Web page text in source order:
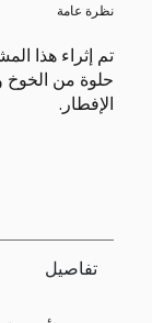
نظرة عامة
تم إثراء هذا
حلوة من الخوخ
الإفطار.
تفاصيل